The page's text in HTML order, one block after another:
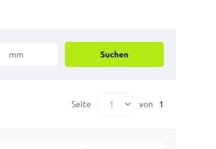
Suchen
Seite von 1